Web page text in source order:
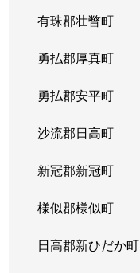
有珠郡壮瞥町
勇払郡厚真町
勇払郡安平町
沙流郡日高町
新冠郡新冠町
様似郡様似町
日高郡新ひだか町